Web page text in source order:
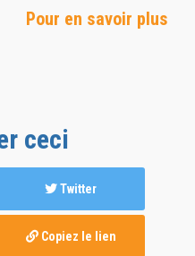
Pour en savoir plus
ceci
Twitter
Copiez le lien